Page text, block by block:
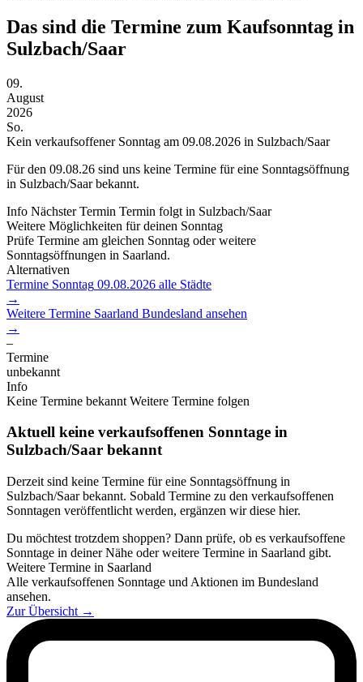
Das sind die Termine zum Kaufsonntag in
Sulzbach/Saar
09.
August
2026
So.
Kein verkaufsoffener Sonntag am 09.08.2026 in Sulzbach/Saar
Für den 09.08.26 sind uns keine Termine für eine Sonntagsöffnung
in Sulzbach/Saar bekannt.
Info Nächster Termin Termin folgt in Sulzbach/Saar
Weitere Möglichkeiten für deinen Sonntag
Prüfe Termine am gleichen Sonntag oder weitere
Sonntagsöffnungen in Saarland.
Alternativen
Termine Sonntag 09.08.2026 alle Städte
→
Weitere Termine Saarland Bundesland ansehen
→
–
Termine
unbekannt
Info
Keine Termine bekannt Weitere Termine folgen
Aktuell keine verkaufsoffenen Sonntage in
Sulzbach/Saar bekannt
Derzeit sind keine Termine für eine Sonntagsöffnung in
Sulzbach/Saar bekannt. Sobald Termine zu den verkaufsoffenen
Sonntagen veröffentlicht werden, ergänzen wir diese hier.
Du möchtest trotzdem shoppen? Dann prüfe, ob es verkaufsoffene
Sonntage in deiner Nähe oder weitere Termine in Saarland gibt.
Weitere Termine in Saarland
Alle verkaufsoffenen Sonntage und Aktionen im Bundesland
ansehen.
Zur Übersicht →